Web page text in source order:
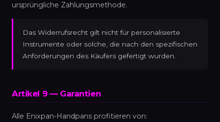
ursprüngliche Zahlungsmethode.
Das Widerrufsrecht gilt nicht für personalisierte
Instrumente oder solche, die nach den spezifischen
Anforderungen des Käufers gefertigt wurden.
Artikel 9 — Garantien
Alle Enixpan-Handpans profitieren von: